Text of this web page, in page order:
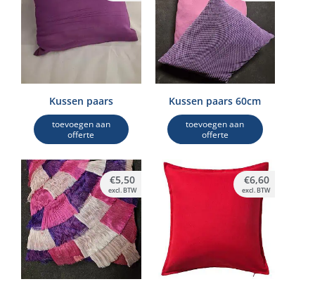
Kussen paars
toevoegen aan
offerte
Kussen paars 60cm
toevoegen aan
offerte
€5,50
excl. BTW
€6,60
excl. BTW